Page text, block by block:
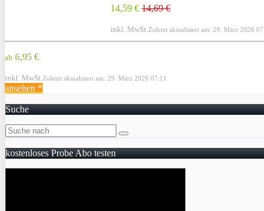
14,59 € 14,69 €
inkl. MwSt. Zuletzt aktualisiert am: 29. März 2026
ab 6,95 €
inkl. MwSt. Zuletzt aktualisiert am: 29. März 2026 07:11
ansehen *
Suche
kostenloses Probe Abo testen